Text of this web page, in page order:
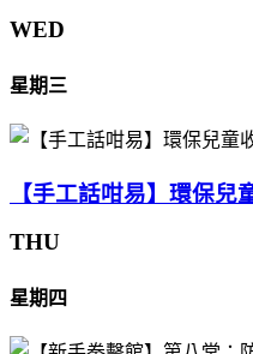
WED
星期三
【手工話咁易】環保兒
THU
星期四